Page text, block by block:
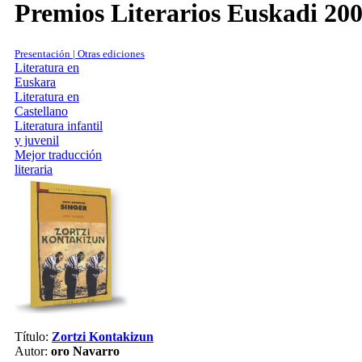
Premios Literarios Euskadi
Presentación | Otras ediciones
Literatura en
Euskara
Literatura en
Castellano
Literatura infantil
y juvenil
Mejor traducción
literaria
Título: Zortzi Kontakizun
Autor: oro Navarro